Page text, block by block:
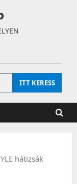
ITT KERESS
hátizsák